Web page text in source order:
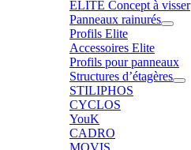
ELITE Concept à visser
Panneaux rainurés
Profils Elite
Accessoires Elite
Profils pour panneaux
Structures d’étagères
STILIPHOS
CYCLOS
YouK
CADRO
MOVIS